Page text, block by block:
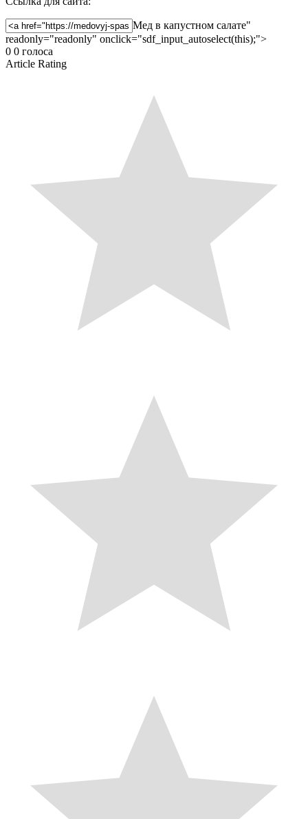
Мед в капустном салате"
readonly="readonly" onclick="sdf_input_autoselect(this);">
0 0 голоса
Article Rating